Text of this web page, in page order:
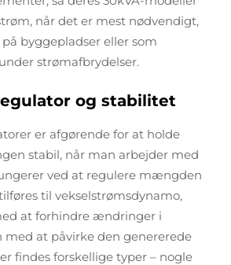
når det er mest nødvendigt,
byggepladser eller som
strømafbrydelser.
og stabilitet
er afgørende for at holde
stabil, når man arbejder med
ved at regulere mængden
til vekselstrømsdynamo,
at forhindre ændringer i
med at påvirke den genererede
findes forskellige typer – nogle